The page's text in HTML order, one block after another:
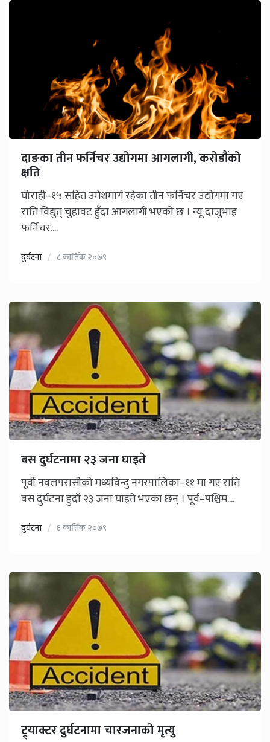
दाङका तीन फर्निचर उद्योगमा आगलागी, करोडौँको
क्षति
घोराही–१५ सहित उमेशमार्ग रहेका तीन फर्निचर उद्योगमा गए
राति विद्युत् चुहावट हुँदा आगलागी भएको छ । न्यू दाजुभाइ
फर्निचर....
दुर्घटना ८ कार्तिक २०७९
बस दुर्घटनामा २३ जना घाइते
पूर्वी नवलपरासीको मध्यविन्दु नगरपालिका–११ मा गए राति
बस दुर्घटना हुदाँ २३ जना घाइते भएका छन् । पूर्व–पश्चिम....
दुर्घटना ६ कार्तिक २०७९
ट्र्याक्टर दुर्घटनामा चारजनाको मृत्यु